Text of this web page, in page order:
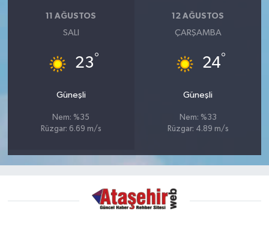
11 AĞUSTOS
SALI
23°
Güneşli
Nem: %35
Rüzgar: 6.69 m/s
12 AĞUSTOS
ÇARŞAMBA
24°
Güneşli
Nem: %33
Rüzgar: 4.89 m/s